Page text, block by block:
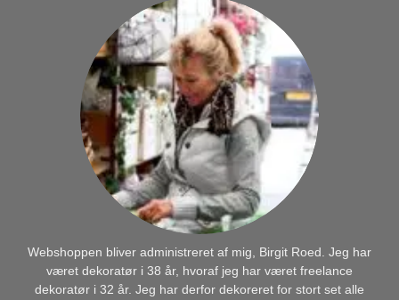
Webshoppen bliver administreret af mig, Birgit Roed. Jeg har
været dekoratør i 38 år, hvoraf jeg har været freelance
dekoratør i 32 år. Jeg har derfor dekoreret for stort set alle